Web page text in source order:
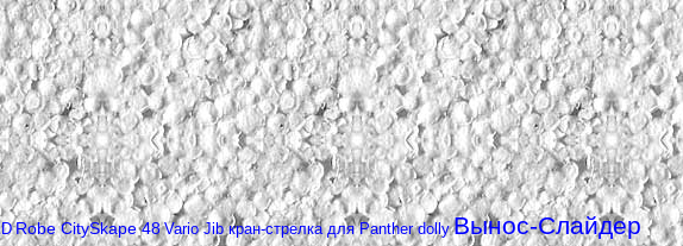
Robe CitySkape 48 Vario Jib кран-стрелка для Panther dolly Вынос-Слайдер